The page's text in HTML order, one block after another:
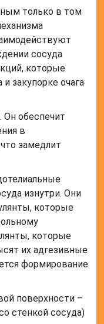
только в том
сосуда
которые
закупорке очага
Он обеспечит
в
замедлит
изнутри. Они
которые
которые
их адгезивные
формирование
поверхности –
стенкой сосуда)